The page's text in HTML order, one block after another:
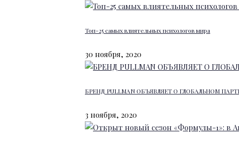
Топ-25 самых влиятельных психологов мира
30 ноября, 2020
БРЕНД PULLMAN ОБЪЯВЛЯЕТ О ГЛОБАЛЬНОМ
3 ноября, 2020